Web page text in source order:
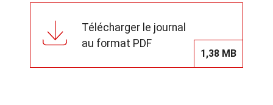
Télécharger le journal
au format PDF
1,38 MB